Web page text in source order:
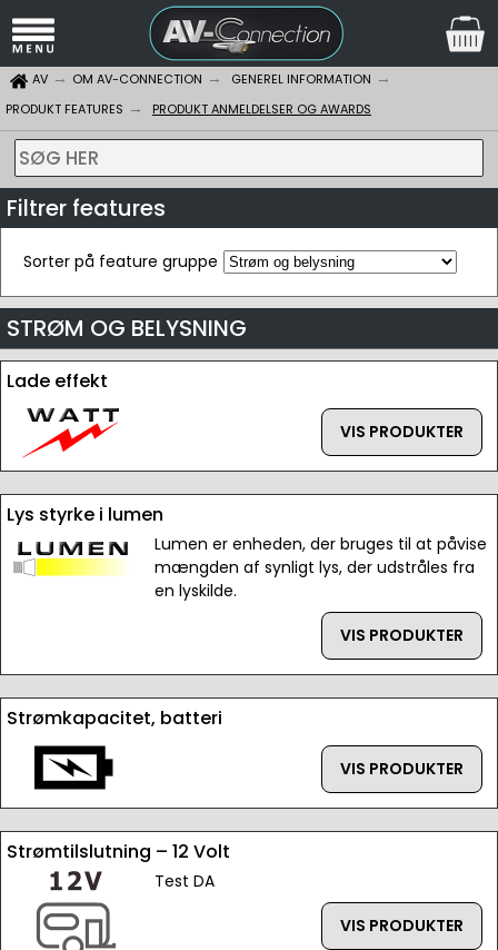
AV OM AV-CONNECTION
GENEREL INFORMATION
PRODUKT FEATURES
PRODUKT ANMELDELSER OG AWARDS
SØG HER
Filtrer features
Sorter på feature gruppe
STRØM OG BELYSNING
Lade effekt
VIS PRODUKTER
Lys styrke i lumen
Lumen er enheden, der bruges til at påvise
mængden af synligt lys, der udstråles fra
en lyskilde.
VIS PRODUKTER
Strømkapacitet, batteri
VIS PRODUKTER
Strømtilslutning – 12 Volt
Test DA
VIS PRODUKTER